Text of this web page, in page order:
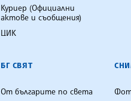
Куриер (Официални
актове и съобщения)
ЦИК
БГ СВЯТ
От българите по света